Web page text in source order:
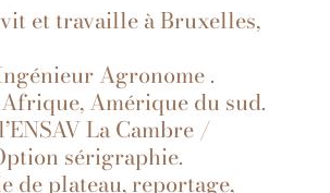
vit et travaille à Bruxelles,
Agronome .
Amérique du sud.
La Cambre /
sérigraphie.
de plateau, reportage,